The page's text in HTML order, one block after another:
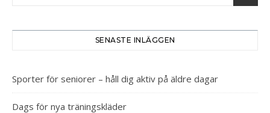
SENASTE INLÄGGEN
Sporter för seniorer – håll dig aktiv på äldre dagar
Dags för nya träningskläder